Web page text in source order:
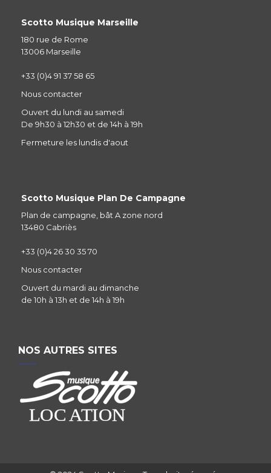
Scotto Musique Marseille
180 rue de Rome
13006 Marseille
+33 (0)4 91 37 58 65
Nous contacter
Ouvert du lundi au samedi
De 9h30 à 12h30 et de 14h à 19h
Fermeture les lundis d'aout
Scotto Musique Plan De Campagne
Plan de campagne, bât A zone nord
13480 Cabriès
+33 (0)4 26 30 35 70
Nous contacter
Ouvert du mardi au dimanche
de 10h à 13h et de 14h à 19h
NOS AUTRES SITES